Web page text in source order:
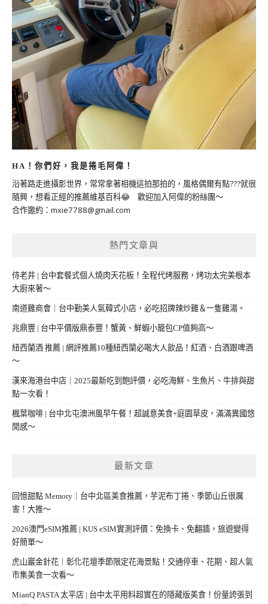
HA！你們好，我是捲毛阿偉！
沿著路走進攝影世界，常常拿著相機這拍那拍的，風格偶爾有點???就很
隨興，想看正經的推薦維基百科😂 歡迎加入阿偉的粉絲團～
合作邀約： mxie7788@gmail.com
熱門文章與
侍老井 | 台中套餐式個人燒肉天花板！全程代烤服務，烤功太完美根本
大廚來著～
南道雞商會｜台中勤美人氣韓式小店，必吃招牌辣炒雞＆一隻雞湯。
兆鼎豐 | 台中平價版鼎泰豐！蟹黃、鮮蝦小籠包CP值夠高～
紐西蘭酒 推薦 | 網評推薦10種紐西蘭必喝大人飲品！紅酒、白酒跟啤酒
～
漢來海港台中店｜2025最新吃到飽評價，必吃海鮮、生魚片、牛排與甜
點一次看！
楓葉咖啡 | 台中北屯澳洲風早午餐！超誠意美食+庭園草皮，滿滿異國悠
閒感～
最新文章
回憶甜點 Memory｜台中北區美食推薦，芋泥布丁捲、季節山丘很厲
害！大推～
2026澳門eSIM推薦 | KUS eSIM實測評價：免換卡、免翻牆，旅遊變得
好簡單～
虎山巖金針花｜彰化花壇季節限定花海景點！交通停車、花期、超人氣
市集美食一次看～
MianQ PASTA 太平店 | 台中太平用料超實在的隱藏版美食！份量誇張到